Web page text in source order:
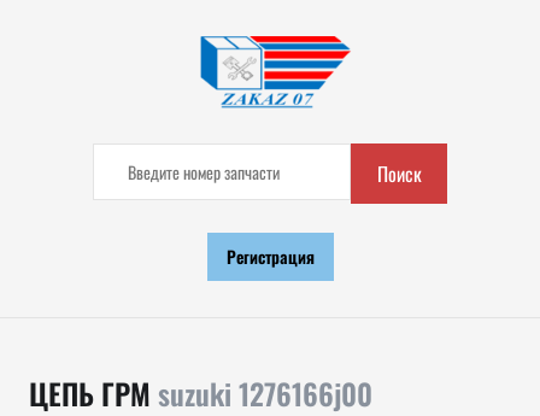
Поиск
Регистрация
ЦЕПЬ ГРМ suzuki 1276166j00